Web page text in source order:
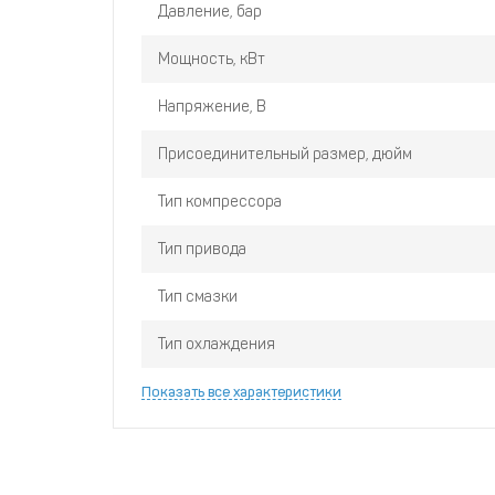
Полноцветный сенсорный контроллер для
Снижение себестоимости продукции на 20% в
Электродвигатель на постоянных магнитах
обслуживании.
Давление, бар
Мощность, кВт
Напряжение, В
Присоединительный размер, дюйм
Тип компрессора
Тип привода
Тип смазки
Тип охлаждения
Показать все характеристики